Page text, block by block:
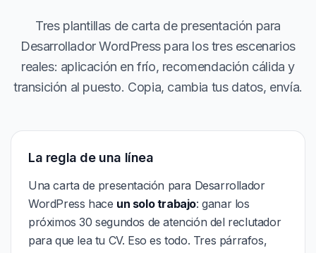
Tres plantillas de carta de presentación para
Desarrollador WordPress para los tres escenarios
reales: aplicación en frío, recomendación cálida y
transición al puesto. Copia, cambia tus datos, envía.
La regla de una línea
Una carta de presentación para Desarrollador
WordPress hace un solo trabajo: ganar los
próximos 30 segundos de atención del reclutador
para que lea tu CV. Eso es todo. Tres párrafos,